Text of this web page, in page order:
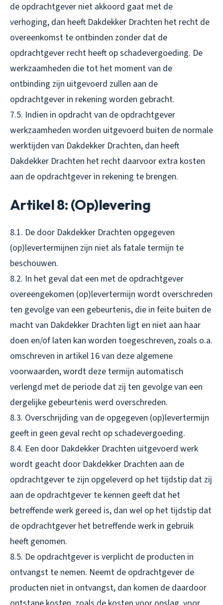
de opdrachtgever niet akkoord gaat met de
verhoging, dan heeft Dakdekker Drachten het recht de
overeenkomst te ontbinden zonder dat de
opdrachtgever recht heeft op schadevergoeding. De
werkzaamheden die tot het moment van de
ontbinding zijn uitgevoerd zullen aan de
opdrachtgever in rekening worden gebracht.
7.5. Indien in opdracht van de opdrachtgever
werkzaamheden worden uitgevoerd buiten de normale
werktijden van Dakdekker Drachten, dan heeft
Dakdekker Drachten het recht daarvoor extra kosten
aan de opdrachtgever in rekening te brengen.
Artikel 8: (Op)levering
8.1. De door Dakdekker Drachten opgegeven
(op)levertermijnen zijn niet als fatale termijn te
beschouwen.
8.2. In het geval dat een met de opdrachtgever
overeengekomen (op)levertermijn wordt overschreden
ten gevolge van een gebeurtenis, die in feite buiten de
macht van Dakdekker Drachten ligt en niet aan haar
doen en/of laten kan worden toegeschreven, zoals o.a.
omschreven in artikel 16 van deze algemene
voorwaarden, wordt deze termijn automatisch
verlengd met de periode dat zij ten gevolge van een
dergelijke gebeurtenis werd overschreden.
8.3. Overschrijding van de opgegeven (op)levertermijn
geeft in geen geval recht op schadevergoeding.
8.4. Een door Dakdekker Drachten uitgevoerd werk
wordt geacht door Dakdekker Drachten aan de
opdrachtgever te zijn opgeleverd op het tijdstip dat zij
aan de opdrachtgever te kennen geeft dat het
betreffende werk gereed is, dan wel op het tijdstip dat
de opdrachtgever het betreffende werk in gebruik
heeft genomen.
8.5. De opdrachtgever is verplicht de producten in
ontvangst te nemen. Neemt de opdrachtgever de
producten niet in ontvangst, dan komen de daardoor